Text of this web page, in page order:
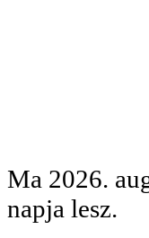
Ma 2026.
napja lesz.